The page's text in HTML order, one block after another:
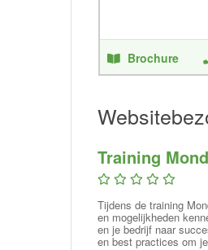
Brochure
Training
Tijdens de training
en mogelijkheden
en je bedrijf naar
en best practices om